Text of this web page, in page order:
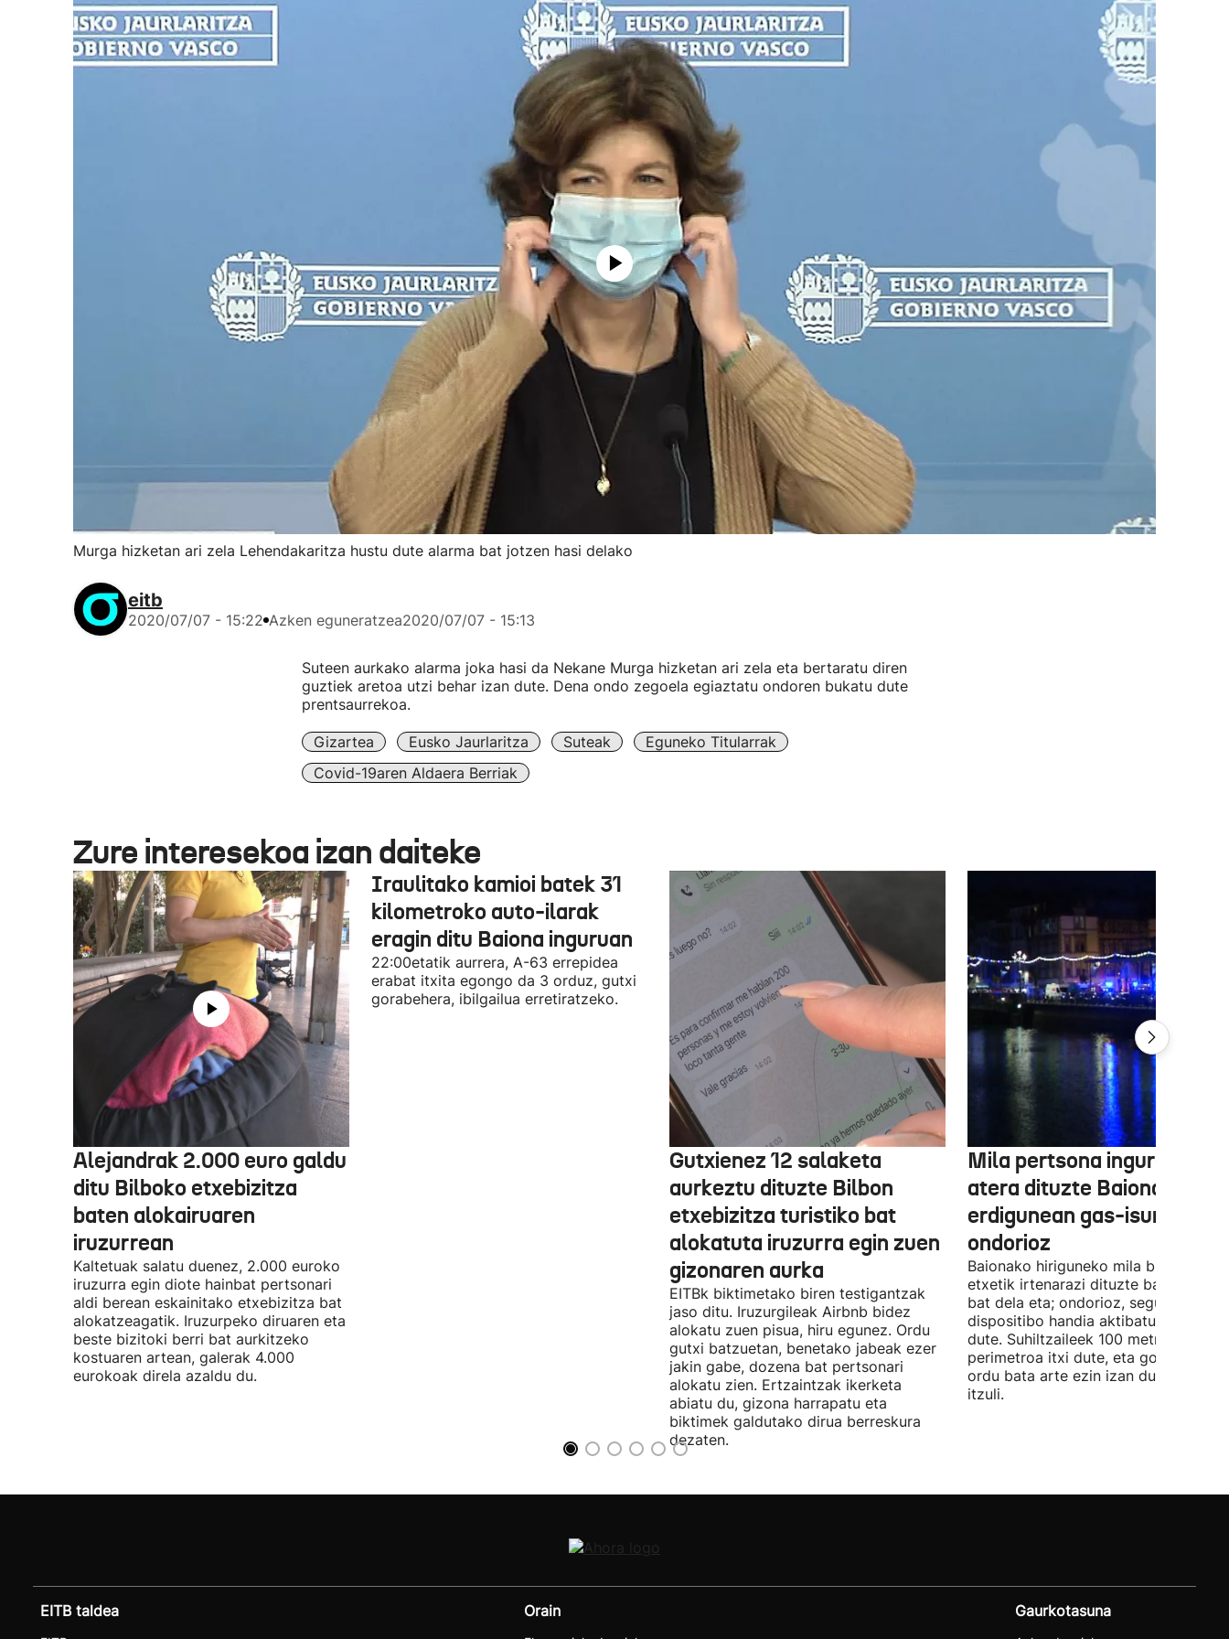
Murga hizketan ari zela Lehendakaritza hustu dute alarma bat jotzen hasi delako
eitb
2020/07/07 - 15:22 Azken eguneratzea2020/07/07 - 15:13
Suteen aurkako alarma joka hasi da Nekane Murga hizketan ari zela eta bertaratu diren
guztiek aretoa utzi behar izan dute. Dena ondo zegoela egiaztatu ondoren bukatu dute
prentsaurrekoa.
Gizartea Eusko Jaurlaritza Suteak
Eguneko Titularrak
Covid-19aren Aldaera Berriak
Zure interesekoa izan daiteke
Alejandrak 2.000 euro galdu
ditu Bilboko etxebizitza
baten alokairuaren
iruzurrean
Kaltetuak salatu duenez, 2.000 euroko
iruzurra egin diote hainbat pertsonari
aldi berean eskainitako etxebizitza bat
alokatzeagatik. Iruzurpeko diruaren eta
beste bizitoki berri bat aurkitzeko
kostuaren artean, galerak 4.000
eurokoak direla azaldu du.
Iraulitako kamioi batek 31
kilometroko auto-ilarak
eragin ditu Baiona inguruan
22:00etatik aurrera, A-63 errepidea
erabat itxita egongo da 3 orduz, gutxi
gorabehera, ibilgailua erretiratzeko.
Gutxienez 12 salaketa
aurkeztu dituzte Bilbon
etxebizitza turistiko bat
alokatuta iruzurra egin zuen
gizonaren aurka
EITBk biktimetako biren testigantzak
jaso ditu. Iruzurgileak Airbnb bidez
alokatu zuen pisua, hiru egunez. Ordu
gutxi batzuetan, benetako jabeak ezer
jakin gabe, dozena bat pertsonari
alokatu zien. Ertzaintzak ikerketa
abiatu du, gizona harrapatu eta
biktimek galdutako dirua berreskura
dezaten.
Mila pertsona inguru
atera dituzte Baionako
erdigunean gas-isuri baten
ondorioz
Baionako hiriguneko mila bizilagun
etxetik irtenarazi dituzte bart, gas-
bat dela eta; ondorioz, segurtasun
dispositibo handia aktibatu behar
dute. Suhiltzaileek 100 metroko
perimetroa itxi dute, eta goizaldeko
ordu bata arte ezin izan dute etxera
itzuli.
EITB taldea Orain Gaurkotasuna